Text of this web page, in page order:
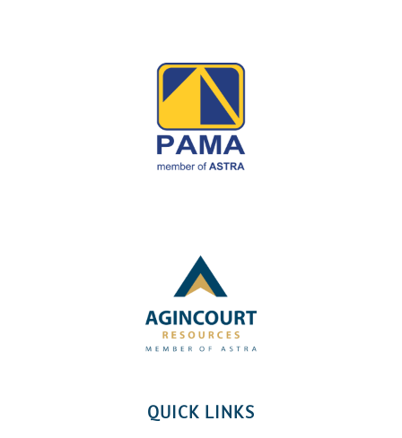
QUICK LINKS